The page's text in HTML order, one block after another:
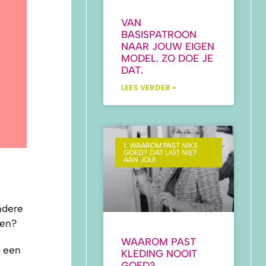
een
VAN
BASISPATROON
NAAR JOUW EIGEN
MODEL. ZO DOE JE
DAT.
LEES VERDER »
1. WAAROM PAST NIKS
GOED? DAT LIGT NIET
AAN JOU!
WAAROM PAST
KLEDING NOOIT